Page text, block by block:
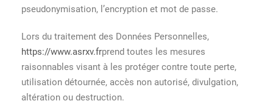
pseudonymisation, l’encryption et mot de passe.
Lors du traitement des Données Personnelles,
https://www.asrxv.frprend toutes les mesures
raisonnables visant à les protéger contre toute perte,
utilisation détournée, accès non autorisé, divulgation,
altération ou destruction.